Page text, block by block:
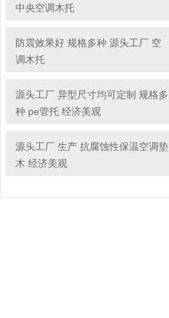
中央空调木托
防震效果好 规格多种 源头工厂 空
调木托
源头工厂 异型尺寸均可定制 规格多
种 pe管托 经济美观
源头工厂 生产 抗腐蚀性保温空调垫
木 经济美观